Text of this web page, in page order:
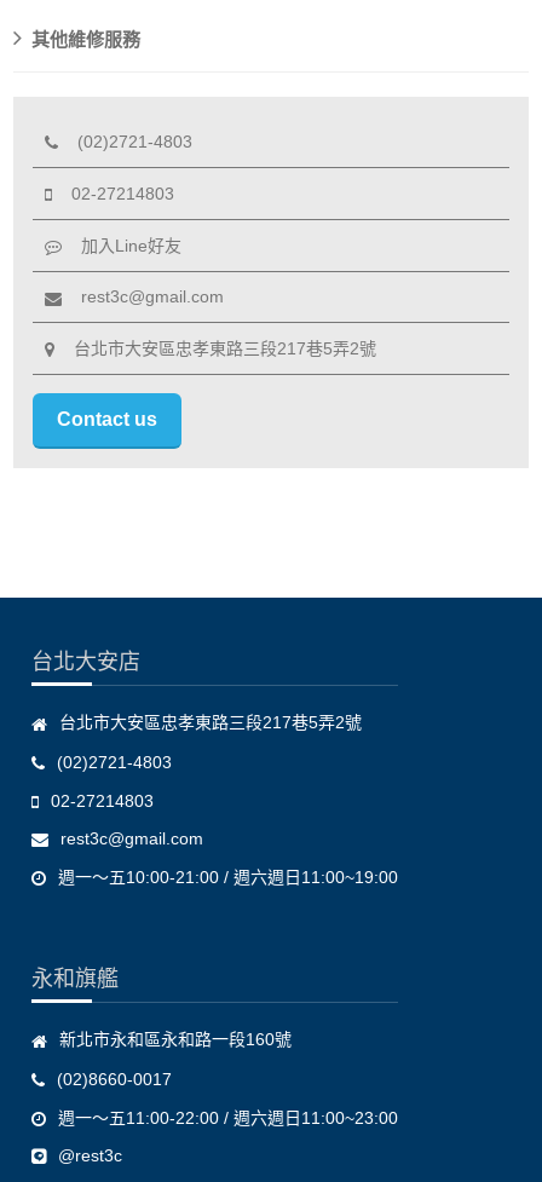
其他維修服務
(02)2721-4803
02-27214803
加入Line好友
rest3c@gmail.com
台北市大安區忠孝東路三段217巷5弄2號
Contact us
台北大安店
台北市大安區忠孝東路三段217巷5弄2號
(02)2721-4803
02-27214803
rest3c@gmail.com
週一～五10:00-21:00 / 週六週日11:00~19:00
永和旗艦
新北市永和區永和路一段160號
(02)8660-0017
週一～五11:00-22:00 / 週六週日11:00~23:00
@rest3c